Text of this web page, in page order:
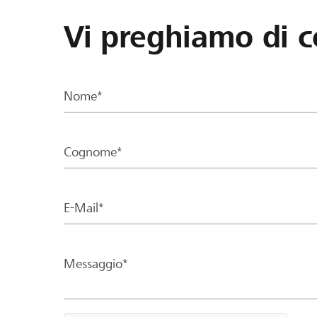
Vi preghiamo di
Nome*
Cognome*
E-Mail*
Messaggio*